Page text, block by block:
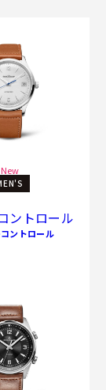
New
ントロール
ントロール